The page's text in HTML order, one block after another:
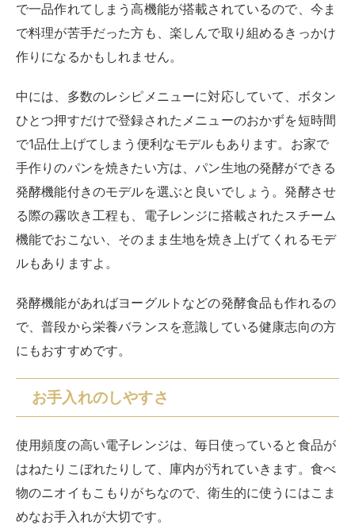
で一品作れてしまう高機能が搭載されているので、今ま
で料理が苦手だった方も、楽しんで取り組めるきっかけ
作りになるかもしれません。
中には、多数のレシピメニューに対応していて、ボタン
ひとつ押すだけで登録されたメニューのおかずを短時間
で1品仕上げてしまう便利なモデルもあります。お家で
手作りのパンを焼きたい方は、パン生地の発酵ができる
発酵機能付きのモデルを選ぶと良いでしょう。発酵させ
る際の霧吹き工程も、電子レンジに搭載されたスチーム
機能でおこない、そのまま生地を焼き上げてくれるモデ
ルもありますよ。
発酵機能があればヨーグルトなどの発酵食品も作れるの
で、普段から栄養バランスを意識している健康志向の方
にもおすすめです。
お手入れのしやすさ
使用頻度の高い電子レンジは、毎日使っていると食品が
はねたりこぼれたりして、庫内が汚れていきます。食べ
物のニオイもこもりがちなので、衛生的に使うにはこま
めなお手入れが大切です。